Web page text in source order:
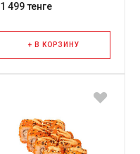
1 499 тенге
+ В КОРЗИНУ